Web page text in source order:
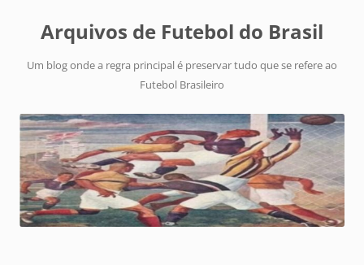
Arquivos de Futebol do Brasil
Um blog onde a regra principal é preservar tudo que se refere ao
Futebol Brasileiro